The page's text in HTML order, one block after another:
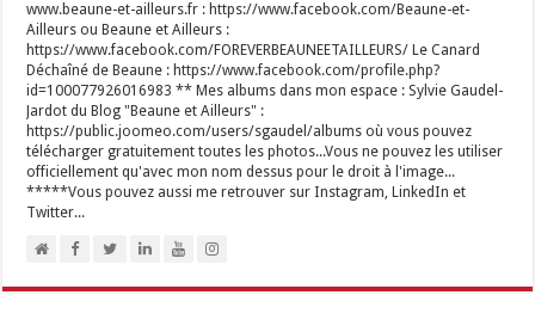
www.beaune-et-ailleurs.fr : https://www.facebook.com/Beaune-et-
Ailleurs ou Beaune et Ailleurs :
https://www.facebook.com/FOREVERBEAUNEETAILLEURS/ Le Canard
Déchaîné de Beaune : https://www.facebook.com/profile.php?
id=100077926016983 ** Mes albums dans mon espace : Sylvie Gaudel-
Jardot du Blog "Beaune et Ailleurs" :
https://public.joomeo.com/users/sgaudel/albums où vous pouvez
télécharger gratuitement toutes les photos...Vous ne pouvez les utiliser
officiellement qu'avec mon nom dessus pour le droit à l'image...
*****Vous pouvez aussi me retrouver sur Instagram, LinkedIn et
Twitter...